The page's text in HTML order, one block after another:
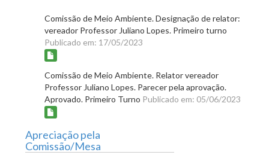
Comissão de Meio Ambiente. Designação de relator:
vereador Professor Juliano Lopes. Primeiro turno
Publicado em: 17/05/2023
Comissão de Meio Ambiente. Relator vereador
Professor Juliano Lopes. Parecer pela aprovação.
Aprovado. Primeiro Turno Publicado em: 05/06/2023
Apreciação pela
Comissão/Mesa